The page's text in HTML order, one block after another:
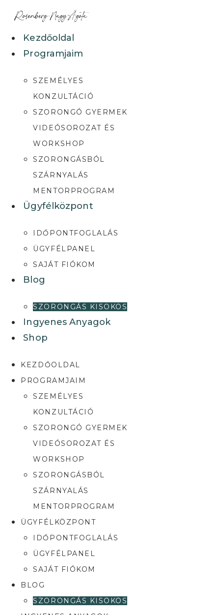
Kezdőoldal
Programjaim
SZEMÉLYES
KONZULTÁCIÓ
SZORONGÓ GYERMEK
VIDEÓSOROZAT ÉS
WORKSHOP
SZORONGÁSBÓL
SZÁRNYALÁS
MENTORPROGRAM
Ügyfélközpont
IDŐPONTFOGLALÁS
ÜGYFÉLPANEL
SAJÁT FIÓKOM
Blog
SZORONGÁS KISOKOS
Ingyenes Anyagok
Shop
KEZDŐOLDAL
PROGRAMJAIM
SZEMÉLYES
KONZULTÁCIÓ
SZORONGÓ GYERMEK
VIDEÓSOROZAT ÉS
WORKSHOP
SZORONGÁSBÓL
SZÁRNYALÁS
MENTORPROGRAM
ÜGYFÉLKÖZPONT
IDŐPONTFOGLALÁS
ÜGYFÉLPANEL
SAJÁT FIÓKOM
BLOG
SZORONGÁS KISOKOS